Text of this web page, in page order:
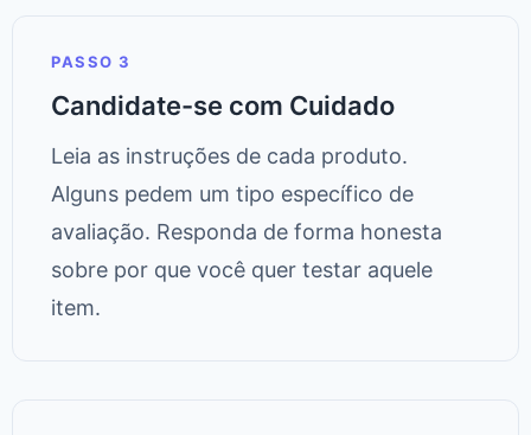
PASSO 3
Candidate-se com Cuidado
Leia as instruções de cada produto.
Alguns pedem um tipo específico de
avaliação. Responda de forma honesta
sobre por que você quer testar aquele
item.